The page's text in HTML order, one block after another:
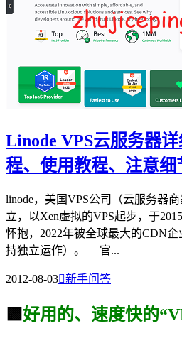
Linode VPS云服务器
程、使用教程、注意细
linode，美国VPS公司（云服务器
立，以Xen虚拟的VPS起步，于
怀抱，2022年被全球最大的CDN企
持独立运作）。 官...
2012-08-03新手问答
🟩 好用的、速度快的